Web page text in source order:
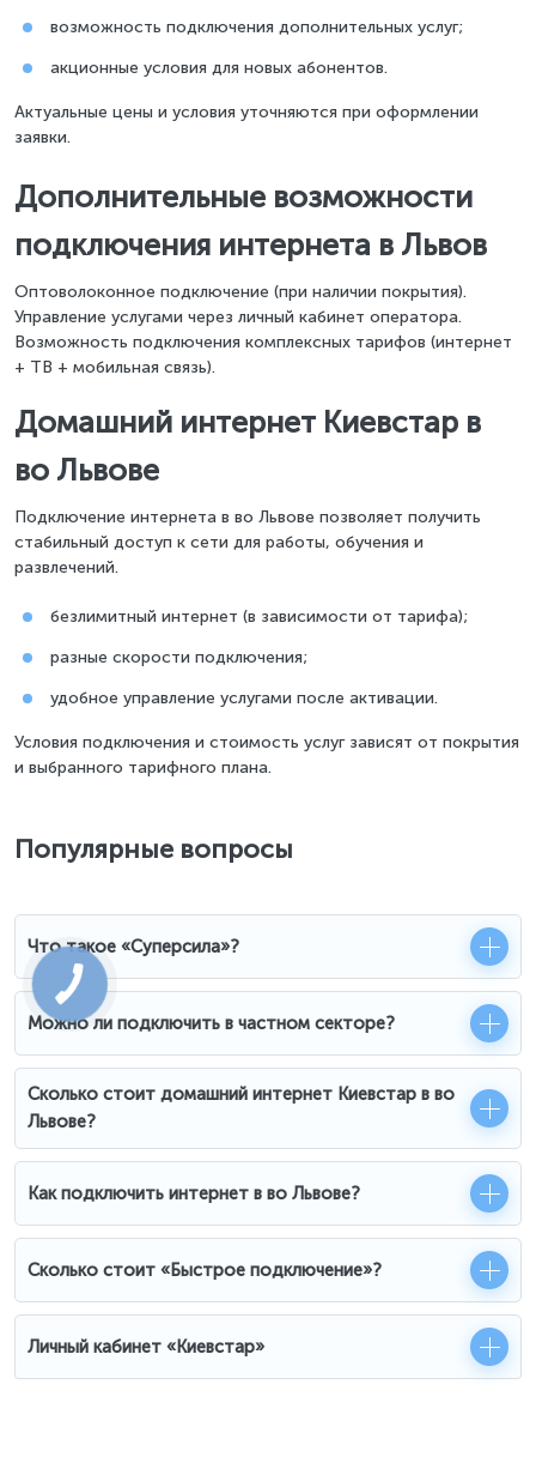
возможность подключения дополнительных услуг;
акционные условия для новых абонентов.
Актуальные цены и условия уточняются при оформлении
заявки.
Дополнительные возможности
подключения интернета в Львов
Оптоволоконное подключение (при наличии покрытия).
Управление услугами через личный кабинет оператора.
Возможность подключения комплексных тарифов (интернет
+ ТВ + мобильная связь).
Домашний интернет Киевстар в
во Львове
Подключение интернета в во Львове позволяет получить
стабильный доступ к сети для работы, обучения и
развлечений.
безлимитный интернет (в зависимости от тарифа);
разные скорости подключения;
удобное управление услугами после активации.
Условия подключения и стоимость услуг зависят от покрытия
и выбранного тарифного плана.
Популярные вопросы
Что такое «Суперсила»?
Можно ли подключить в частном секторе?
Сколько стоит домашний интернет Киевстар в во
Львове?
Как подключить интернет в во Львове?
Сколько стоит «Быстрое подключение»?
Личный кабинет «Киевстар»